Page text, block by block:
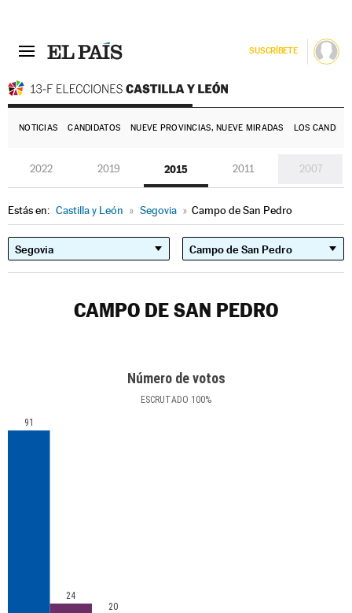
SUSCRÍBETE
NOTICIAS CANDIDATOS NUEVE PROVINCIAS, NUEVE MIRADAS LOS
2022 2019 2015 2011 2007
Estás en: Castilla y León » Segovia » Campo de San Pedro
CAMPO DE SAN PEDRO
Número de votos
ESCRUTADO 100%
91
24
20